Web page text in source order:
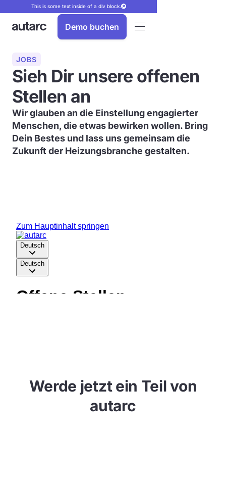
This is some text inside of a div block.
Demo buchen
JOBS
Sieh Dir unsere offenen
Stellen an
Wir glauben an die Einstellungengagierter
Menschen, die etwas bewirken wollen. Bring
Dein Bestes und lass unsgemeinsam die
Zukunft der Heizungsbranche gestalten.
Werde jetzt ein Teil von
autarc